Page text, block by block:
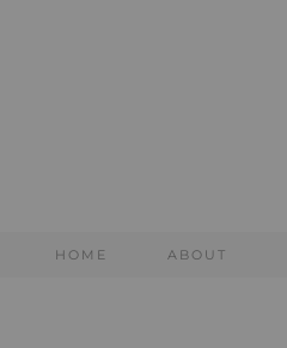
HOME ABOUT